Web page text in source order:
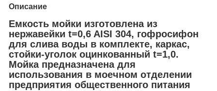
Описание
Емкость мойки изготовлена из
нержавейки t=0,6 AISI 304, гофросифон
для слива воды в комплекте, каркас,
стойки-уголок оцинкованный t=1,0.
Мойка предназначена для
использования в моечном отделении
предприятия общественного питания